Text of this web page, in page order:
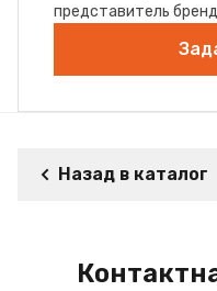
представитель
Назад в каталог